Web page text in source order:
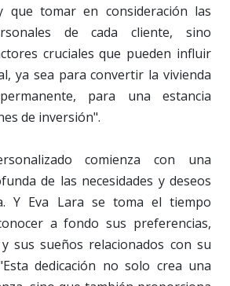
que tomar en consideración las
de cada cliente, sino
cruciales que pueden influir
ya sea para convertir la vivienda
para una estancia
de inversión".
comienza con una
de las necesidades y deseos
Y Eva Lara se toma el tiempo
a fondo sus preferencias,
sus sueños relacionados con su
dedicación no solo crea una